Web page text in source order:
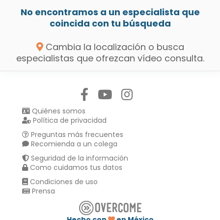
No encontramos a un especialista que
coincida con tu búsqueda
Cambia la localización o busca
especialistas que ofrezcan vídeo consulta.
Quiénes somos
Política de privacidad
Preguntas más frecuentes
Recomienda a un colega
Seguridad de la información
Como cuidamos tus datos
Condiciones de uso
Prensa